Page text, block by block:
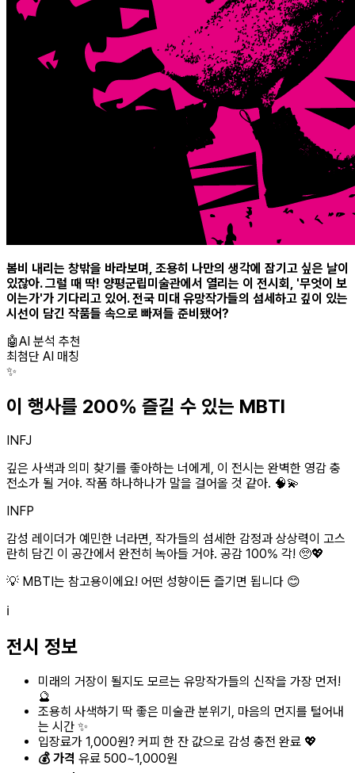
봄비 내리는 창밖을 바라보며, 조용히 나만의 생각에 잠기고 싶은 날이
있잖아. 그럴 때 딱! 양평군립미술관에서 열리는 이 전시회, '무엇이 보
이는가'가 기다리고 있어. 전국 미대 유망작가들의 섬세하고 깊이 있는
시선이 담긴 작품들 속으로 빠져들 준비됐어?
🤖AI 분석 추천
최첨단 AI 매칭
✨
이 행사를 200% 즐길 수 있는 MBTI
INFJ
깊은 사색과 의미 찾기를 좋아하는 너에게, 이 전시는 완벽한 영감 충
전소가 될 거야. 작품 하나하나가 말을 걸어올 것 같아. 🧠💫
INFP
감성 레이더가 예민한 너라면, 작가들의 섬세한 감정과 상상력이 고스
란히 담긴 이 공간에서 완전히 녹아들 거야. 공감 100% 각! 🥺💖
💡 MBTI는 참고용이에요! 어떤 성향이든 즐기면 됩니다 😊
ℹ️
전시 정보
미래의 거장이 될지도 모르는 유망작가들의 신작을 가장 먼저!
🔮
조용히 사색하기 딱 좋은 미술관 분위기, 마음의 먼지를 털어내
는 시간 ✨
입장료가 1,000원? 커피 한 잔 값으로 감성 충전 완료 💖
💰 가격 유료 500~1,000원